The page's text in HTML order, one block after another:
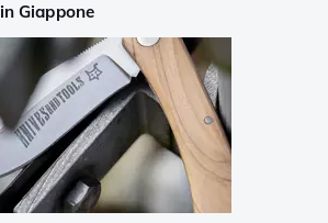
Giappone